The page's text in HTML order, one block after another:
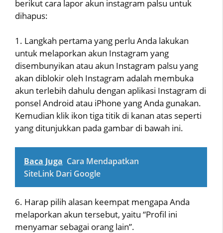
berikut cara lapor akun instagram palsu untuk
dihapus:
1. Langkah pertama yang perlu Anda lakukan
untuk melaporkan akun Instagram yang
disembunyikan atau akun Instagram palsu yang
akan diblokir oleh Instagram adalah membuka
akun terlebih dahulu dengan aplikasi Instagram di
ponsel Android atau iPhone yang Anda gunakan.
Kemudian klik ikon tiga titik di kanan atas seperti
yang ditunjukkan pada gambar di bawah ini.
Baca Juga Cara Mendapatkan
SiteLink Dari Google
6. Harap pilih alasan keempat mengapa Anda
melaporkan akun tersebut, yaitu “Profil ini
menyamar sebagai orang lain”.